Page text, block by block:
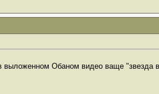
в выложенном Обаном видео ваще "звезда